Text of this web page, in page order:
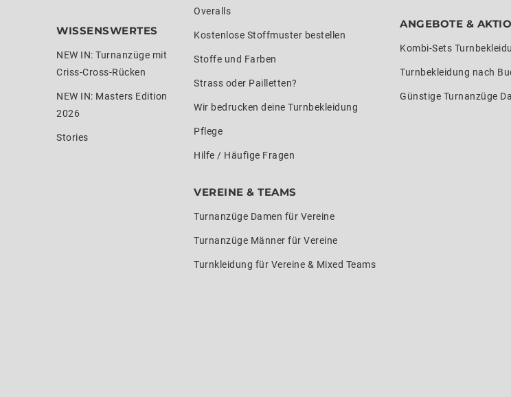
WISSENSWERTES
NEW IN: Turnanzüge mit
Criss-Cross-Rücken
NEW IN: Masters Edition
2026
Stories
Overalls
Kostenlose Stoffmuster bestellen
Stoffe und Farben
Strass oder Pailletten?
Wir bedrucken deine Turnbekleidung
Pflege
Hilfe / Häufige Fragen
VEREINE & TEAMS
Turnanzüge Damen für Vereine
Turnanzüge Männer für Vereine
Turnkleidung für Vereine & Mixed Teams
ANGEBOTE &
Kombi-Sets
Turnbekleidung nach
Günstige Turnanzüge